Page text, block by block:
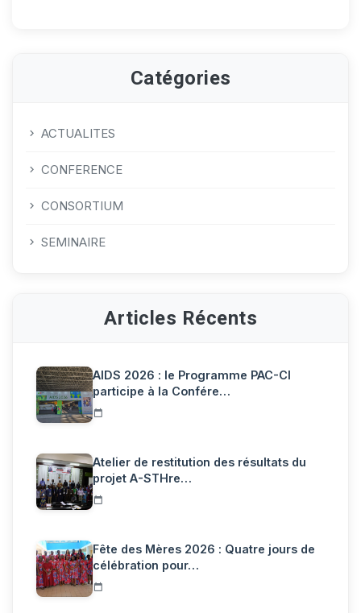
Catégories
ACTUALITES
CONFERENCE
CONSORTIUM
SEMINAIRE
Articles Récents
AIDS 2026 : le Programme PAC-CI
participe à la Confére…
Atelier de restitution des résultats du
projet A-STHre…
Fête des Mères 2026 : Quatre jours de
célébration pour…